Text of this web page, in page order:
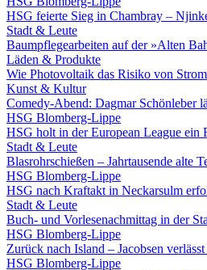
HSG feierte Sieg in Chambray –
Stadt & Leute
Baumpflegearbeiten auf der »Alten
Läden & Produkte
Wie Photovoltaik das Risiko von
Kunst & Kultur
Comedy-Abend: Dagmar Schönleber
HSG Blomberg-Lippe
HSG holt in der European League ein
Stadt & Leute
Blasrohrschießen – Jahrtausende alte
HSG Blomberg-Lippe
HSG nach Kraftakt in Neckarsulm
Stadt & Leute
Buch- und Vorlesenachmittag in der
HSG Blomberg-Lippe
Zurück nach Island – Jacobsen
HSG Blomberg-Lippe